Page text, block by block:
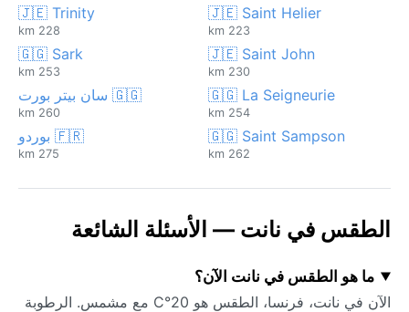
🇯🇪 Saint Helier
223 km
🇯🇪 Trinity
228 km
🇯🇪 Saint John
230 km
🇬🇬 Sark
253 km
🇬🇬 La Seigneurie
254 km
🇬🇬 سان بيتر بورت
260 km
🇬🇬 Saint Sampson
262 km
🇫🇷 بوردو
275 km
الطقس في نانت — الأسئلة الشائعة
ما هو الطقس في نانت الآن؟
الآن في نانت، فرنسا، الطقس هو 20°C مع مشمس. الرطوبة